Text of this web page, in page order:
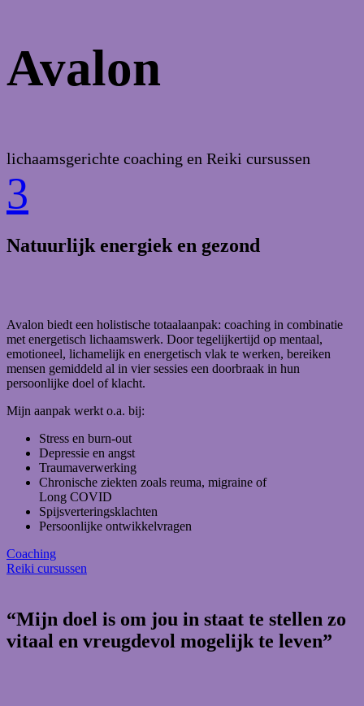
Avalon
lichaamsgerichte coaching en Reiki cursussen
3
Natuurlijk energiek en gezond
Avalon biedt een holistische totaalaanpak: coaching in combinatie
met energetisch lichaamswerk. Door tegelijkertijd op mentaal,
emotioneel, lichamelijk en energetisch vlak te werken, bereiken
mensen gemiddeld al in vier sessies een doorbraak in hun
persoonlijke doel of klacht.
Mijn aanpak werkt o.a. bij:
Stress en burn-out
Depressie en angst
Traumaverwerking
Chronische ziekten zoals reuma, migraine of
Long COVID
Spijsverteringsklachten
Persoonlijke ontwikkelvragen
Coaching
Reiki cursussen
“Mijn doel is om jou in staat te stellen zo
vitaal en vreugdevol mogelijk te leven”